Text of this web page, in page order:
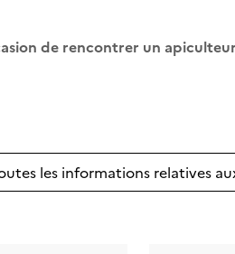
de rencontrer un
les informations relatives